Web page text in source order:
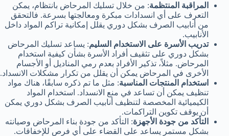
المراقبة المنتظمة: من خلال تسليك المرحاض بانتظام، يمكن
التعرف على أي انسدادات مبكرة ومعالجتها بسرعة. فالتحقق
من أنابيب الصرف بشكل دوري يقلل إمكانية تراكم المواد داخل
الأنابيب.
تدريب الأسرة على الاستخدام السليم: يساعد تسليك المرحاض
بشكل دوري على تثقيف أفراد الأسرة بشأن كيفية استخدام
المرحاض. مثلاً، تذكير الأفراد بعدم رمي المناديل أو الأجسام
الأخرى في المرحاض يمكن أن يقلل من تكرار مشكلات الانسداد.
استخدام المنتجات المناسبة: مثل ما تم ذكره سابقًا، هناك مواد
تنظيف يمكن أن تساعد في منع الانسداد. استخدام المواد
الكيميائية المخصصة لتنظيف أنابيب الصرف بشكل دوري يمكن
أن يوقف تكوين التراكمات.
التأكد من جودة الأجهزة: التأكد من جودة بناء المرحاض وصيانته
بشكل مستمر يساعد على القضاء على أي فرص للإخفاقات.